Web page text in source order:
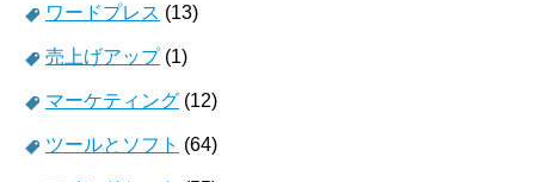
ワードプレス (13)
売上げアップ(1)
マーケティング (12)
ツールとソフト (64)